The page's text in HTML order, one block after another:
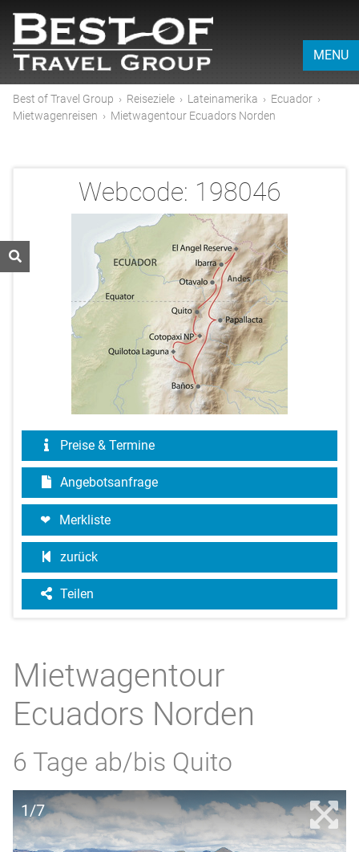
MENU
Best of Travel Group › Reiseziele › Lateinamerika › Ecuador ›
Mietwagenreisen › Mietwagentour Ecuadors Norden
Webcode: 198046
Preise & Termine
Angebotsanfrage
Merkliste
zurück
Teilen
Mietwagentour
Ecuadors Norden
6 Tage ab/bis Quito
1/7